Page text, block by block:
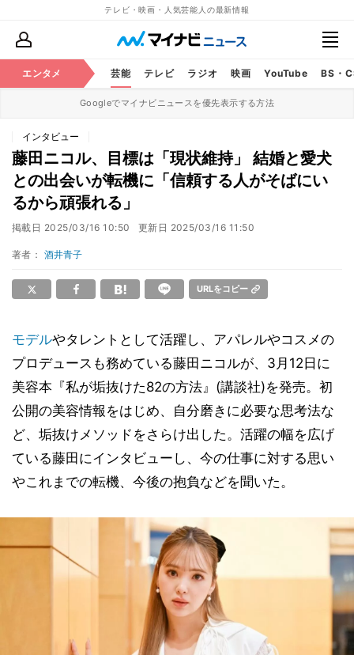
テレビ・映画・人気芸能人の最新情報
エンタメ 芸能 テレビ ラジオ 映画 YouTube BS・
Googleでマイナビニュースを優先表示する方法
インタビュー
藤田ニコル、目標は「現状維持」 結婚と愛犬
との出会いが転機に「信頼する人がそばにい
るから頑張れる」
掲載日 2025/03/16 10:50 更新日 2025/03/16 11:50
著者： 酒井青子
URLをコピー
モデルやタレントとして活躍し、アパレルやコスメの
プロデュースも務めている藤田ニコルが、3月12日に
美容本『私が垢抜けた82の方法』(講談社)を発売。初
公開の美容情報をはじめ、自分磨きに必要な思考法な
ど、垢抜けメソッドをさらけ出した。活躍の幅を広げ
ている藤田にインタビューし、今の仕事に対する思い
やこれまでの転機、今後の抱負などを聞いた。